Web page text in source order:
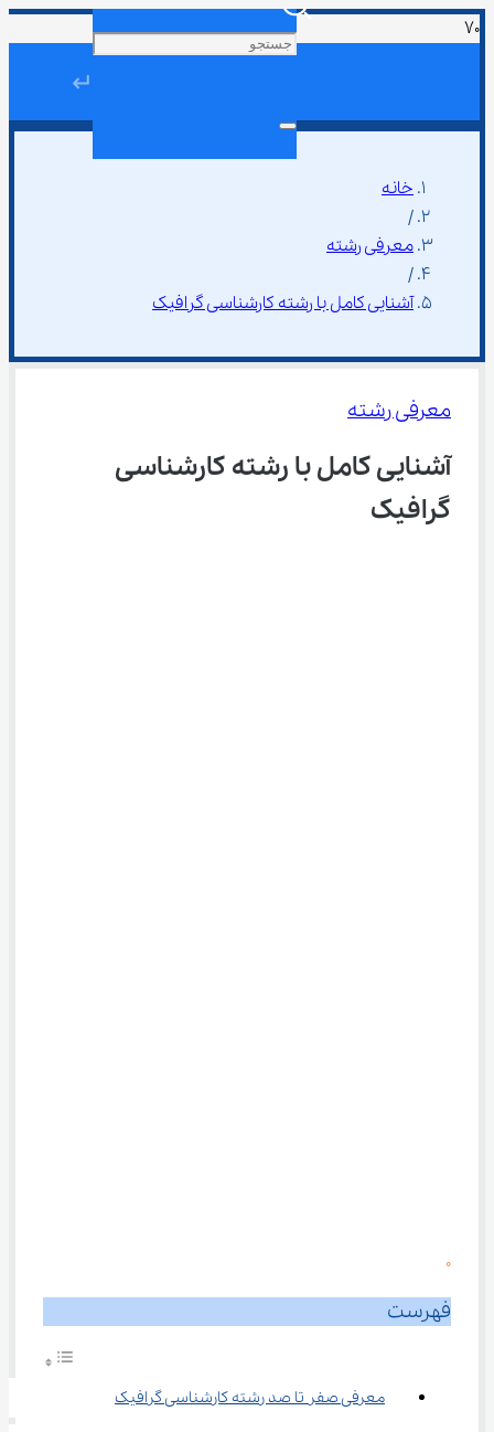
↵
خانه
/
معرفی رشته
/
آشنایی کامل با رشته کارشناسی گرافیک
معرفی رشته
آشنایی کامل با رشته کارشناسی
گرافیک
0
فهرست
معرفی صفر تا صد رشته کارشناسی گرافیک